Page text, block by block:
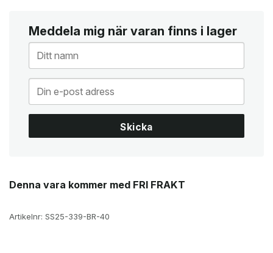
Meddela mig när varan finns i lager
Skicka
Denna vara kommer med FRI FRAKT
Artikelnr: SS25-339-BR-40